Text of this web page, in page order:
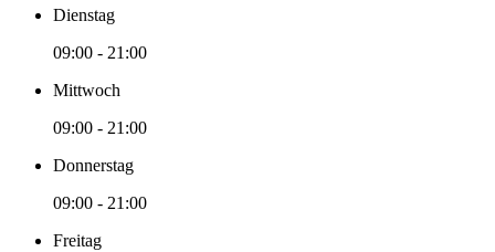
Dienstag
09:00 - 21:00
Mittwoch
09:00 - 21:00
Donnerstag
09:00 - 21:00
Freitag